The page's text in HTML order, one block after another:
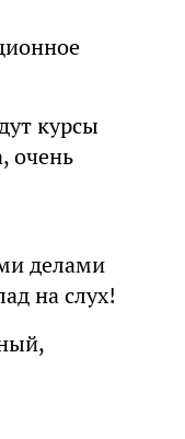
курсы
очень
делами
на слух!